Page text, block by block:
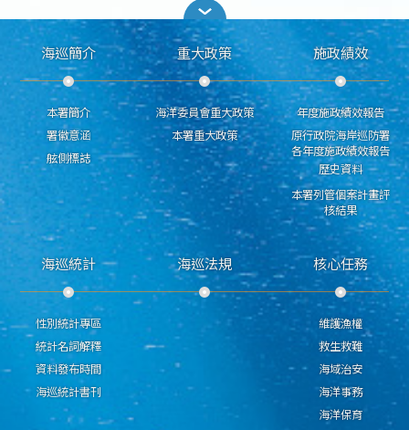
海巡簡介
本署簡介
署徽意涵
舷側標誌
重大政策
海洋委員會重大政策
本署重大政策
施政績效
年度施政績效報告
原行政院海岸巡防署
各年度施政績效報告
歷史資料
本署列管個案計畫評
核結果
海巡統計
性別統計專區
統計名詞解釋
資料發布時間
海巡統計書刊
海巡法規 核心任務
維護漁權
救生救難
海域治安
海洋事務
海洋保育